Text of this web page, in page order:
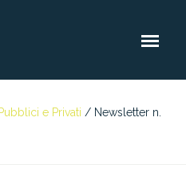
e Privati / Newsletter n.